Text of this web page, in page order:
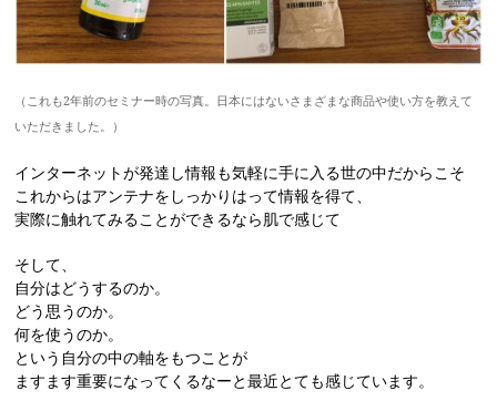
（これも2年前のセミナー時の写真。日本にはないさまざまな商品や使い方を教えて
いただきました。）
インターネットが発達し情報も気軽に手に入る世の中だからこそ
これからはアンテナをしっかりはって情報を得て、
実際に触れてみることができるなら肌で感じて
そして、
自分はどうするのか。
どう思うのか。
何を使うのか。
という自分の中の軸をもつことが
ますます重要になってくるなーと最近とても感じています。